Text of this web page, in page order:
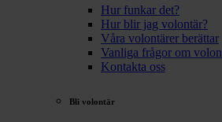
Hur funkar det?
Hur blir jag volontär?
Våra volontärer berättar
Vanliga frågor om
Kontakta oss
Bli volontär